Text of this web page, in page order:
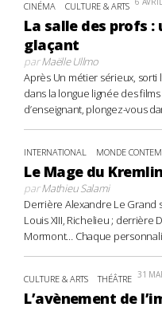
CINÉMA CULTURE & ARTS
La salle des profs
glaçant
parMaëlle Ullmo
Après Un métier sérieux, sorti
dans la longue lignée des
d’enseignant, plongez-vous
INTERNATIONAL MONDE
Le Mage du
parMathieu Salami
Derrière Alexandre Le Grand
Louis XIII, Richelieu ; derrière
Mormont… Chaque
CULTURE & ARTS THÉÂTRE 31
L’avènement de